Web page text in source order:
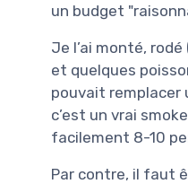
un budget
Je l’ai monté,
et quelques
pouvait remplacer
c’est un vrai
facilement 8-10
Par contre, il faut